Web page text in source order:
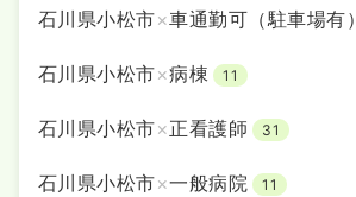
石川県小松市×車通勤可（駐車場有）
石川県小松市×病棟 11
石川県小松市×正看護師 31
石川県小松市×一般病院 11